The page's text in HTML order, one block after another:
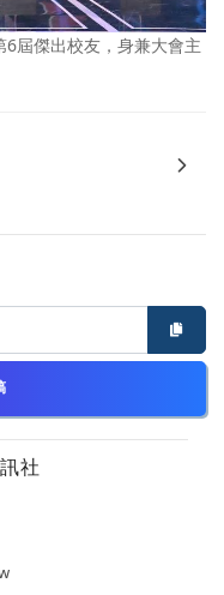
屆傑出校友，身兼大會主
社